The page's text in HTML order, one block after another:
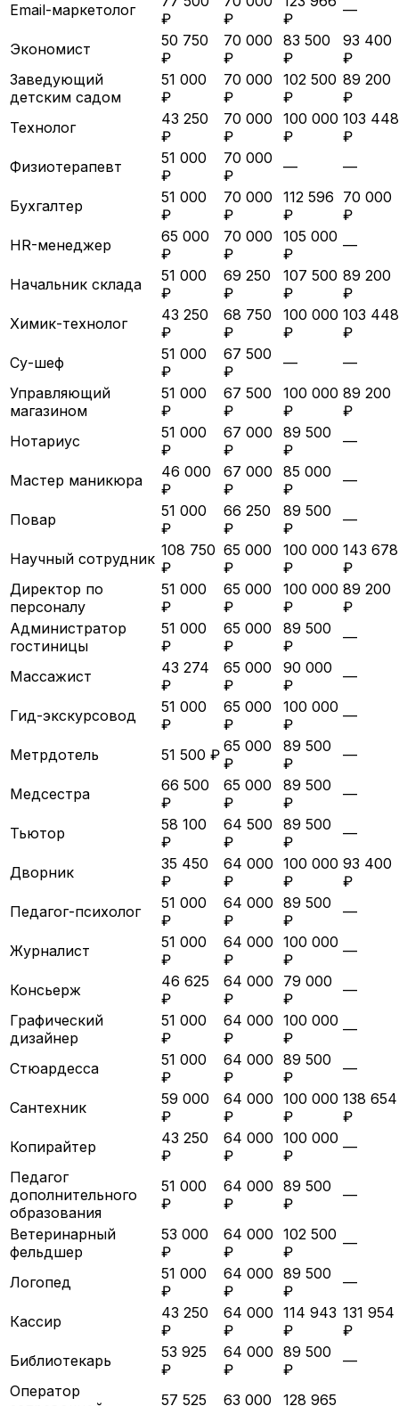
Email-маркетолог
₽
₽
₽
—
Экономист
50 750
₽
70 000
₽
83 500
₽
93 400
₽
Заведующий
детским садом
51 000
₽
70 000
₽
102 500
₽
89 200
₽
Технолог
43 250
₽
70 000
₽
100 000
₽
103 448
₽
Физиотерапевт
51 000
₽
70 000
₽
— —
Бухгалтер
51 000
₽
70 000
₽
112 596
₽
70 000
₽
HR-менеджер
65 000
₽
70 000
₽
105 000
₽
—
Начальник склада
51 000
₽
69 250
₽
107 500
₽
89 200
₽
Химик-технолог
43 250
₽
68 750
₽
100 000
₽
103 448
₽
Су-шеф
51 000
₽
67 500
₽
—
—
Управляющий
магазином
51 000
₽
67 500
₽
100 000
₽
89 200
₽
Нотариус
51 000
₽
67 000
₽
89 500
₽
—
Мастер маникюра
46 000
₽
67 000
₽
85 000
₽
—
Повар
51 000
₽
66 250
₽
89 500
₽
—
Научный сотрудник 108 750
₽
65 000
₽
100 000
₽
143 678
₽
Директор по
персоналу
51 000
₽
65 000
₽
100 000
₽
89 200
₽
Администратор
гостиницы
51 000
₽
65 000
₽
89 500
₽
—
Массажист
43 274
₽
65 000
₽
90 000
₽
—
Гид-экскурсовод
51 000
₽
65 000
₽
100 000
₽
—
Метрдотель 51 500 ₽ 65 000
₽
89 500
₽
—
Медсестра
66 500
₽
65 000
₽
89 500
₽
—
Тьютор
58 100
₽
64 500
₽
89 500
₽
—
Дворник
35 450
₽
64 000
₽
100 000
₽
93 400
₽
Педагог-психолог
51 000
₽
64 000
₽
89 500
₽
—
Журналист
51 000
₽
64 000
₽
100 000
₽
—
Консьерж
46 625
₽
64 000
₽
79 000
₽
—
Графический
дизайнер
51 000
₽
64 000
₽
100 000
₽
—
Стюардесса
51 000
₽
64 000
₽
89 500
₽
—
Сантехник
59 000
₽
64 000
₽
100 000
₽
138 654
₽
Копирайтер
43 250
₽
64 000
₽
100 000
₽
—
Педагог
дополнительного
образования
51 000
₽
64 000
₽
89 500
₽
—
Ветеринарный
фельдшер
53 000
₽
64 000
₽
102 500
₽
—
Логопед
51 000
₽
64 000
₽
89 500
₽
—
Кассир
43 250
₽
64 000
₽
114 943
₽
131 954
₽
Библиотекарь
53 925
₽
64 000
₽
89 500
₽
—
Оператор
57 525
63 000
128 965